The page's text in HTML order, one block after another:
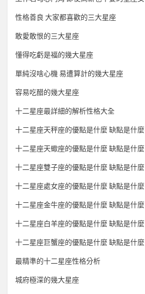
性格善良 大家都喜歡的三大星座
敢愛敢恨的三大星座
懂得吃虧是福的幾大星座
單純沒啥心機 易遭算計的幾大星座
容易吃醋的幾大星座
十二星座最詳細的解析性格大全
十二星座天秤座的優點是什麼 缺點是什麼
十二星座天蠍座的優點是什麼 缺點是什麼
十二星座雙子座的優點是什麼 缺點是什麼
十二星座處女座的優點是什麼 缺點是什麼
十二星座金牛座的優點是什麼 缺點是什麼
十二星座白羊座的優點是什麼 缺點是什麼
十二星座巨蟹座的優點是什麼 缺點是什麼
最精準的十二星座性格分析
城府極深的幾大星座